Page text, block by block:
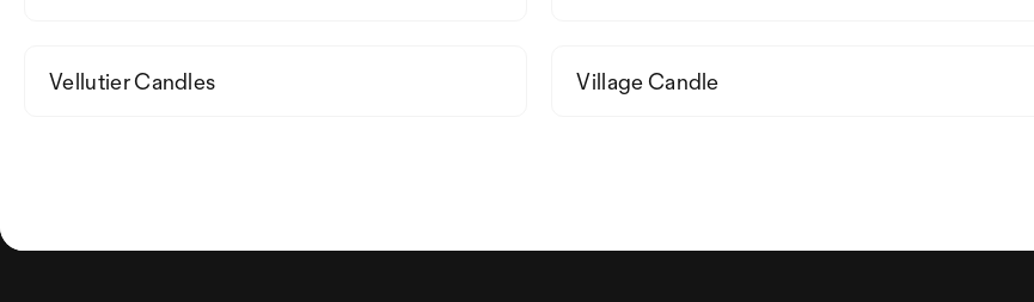
Vellutier Candles Village Candle